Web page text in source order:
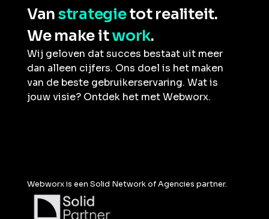
Vanstrategietot realiteit.
We make itwork.
Wij geloven dat succes bestaat uit meer
dan alleen cijfers. Ons doel is het maken
van de beste gebruikerservaring. Wat is
jouw visie? Ontdek het met Webworx.
Webworx is een Solid Network of Agencies partner.